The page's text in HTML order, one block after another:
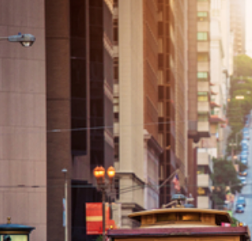
IN - +91 (80) 3711 1326
US - +1 (646) 718 6172
English
Thai